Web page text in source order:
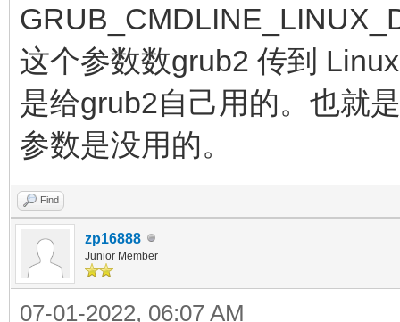
这个参数数grub2 传到
是给grub2自己用的。也就
参数是没用的。
Find
zp16888
Junior Member
07-01-2022, 06:07 AM